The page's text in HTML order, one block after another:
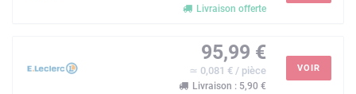
Livraison offerte
95,99 €
≃ 0,081 € / pièce
Livraison : 5,90 €
VOIR